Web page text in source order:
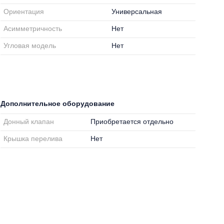
Ориентация Универсальная
Асимметричность Нет
Угловая модель Нет
Дополнительное оборудование
Донный клапан Приобретается отдельно
Крышка перелива Нет